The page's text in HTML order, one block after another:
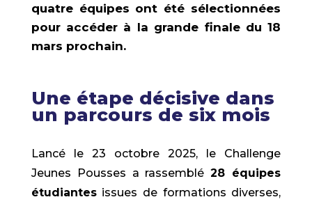
quatre équipes ont été sélectionnées
pour accéder à la grande finale du 18
mars prochain.
Une étape décisive dans
un parcours de six mois
Lancé le 23 octobre 2025, le Challenge
Jeunes Pousses a rassemblé28 équipes
étudiantesissues de formations diverses,